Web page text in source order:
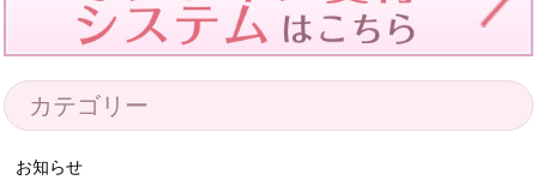
カテゴリー
お知らせ